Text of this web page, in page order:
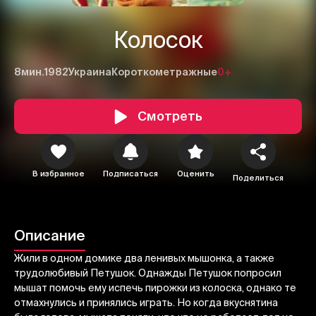
Колосок
8мин.1982Украина Короткометражные0+
Смотреть
В избранное Подписаться Оценить Поделиться
Описание
Жили в одном домике два ленивых мышонка, а также
трудолюбивый Петушок. Однажды Петушок попросил
мышат помочь ему испечь пирожки из колоска, однако те
отмахнулись и принялись играть. Но когда вкуснятина
1 2 3